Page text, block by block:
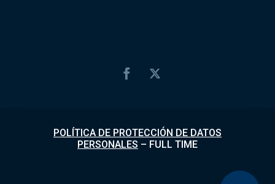
POLÍTICA DE PROTECCIÓN DE DATOS
PERSONALES – FULL TIME